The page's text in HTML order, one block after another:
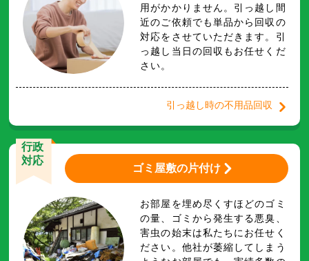
用がかかりません。引っ越し間
近のご依頼でも単品から回収の
対応をさせていただきます。引
っ越し当日の回収もお任せくだ
さい。
引っ越し時の不用品回収
行政
対応
ゴミ屋敷の片付け
お部屋を埋め尽くすほどのゴミ
の量、ゴミから発生する悪臭、
害虫の始末は私たちにお任せく
ださい。他社が萎縮してしまう